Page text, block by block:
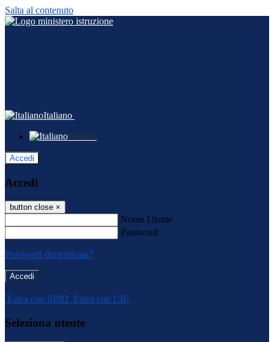
Salta al contenuto
Italiano
Italiano
Accedi
Accedi
button close ×
Nome Utente
Password
Password dimenticata?
-
Entra con SPID Entra con CIE
Seleziona utente